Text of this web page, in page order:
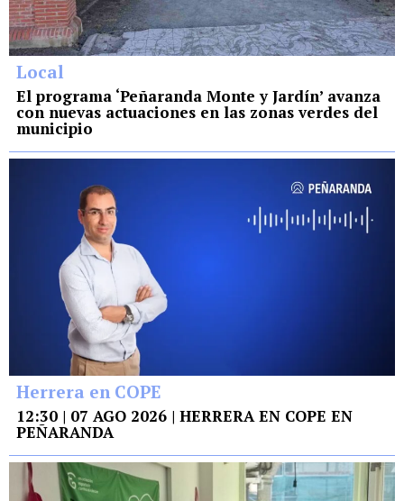
Local
El programa ‘Peñaranda Monte y Jardín’ avanza
con nuevas actuaciones en las zonas verdes del
municipio
Herrera en COPE
12:30 | 07 AGO 2026 | HERRERA EN COPE EN
PEÑARANDA